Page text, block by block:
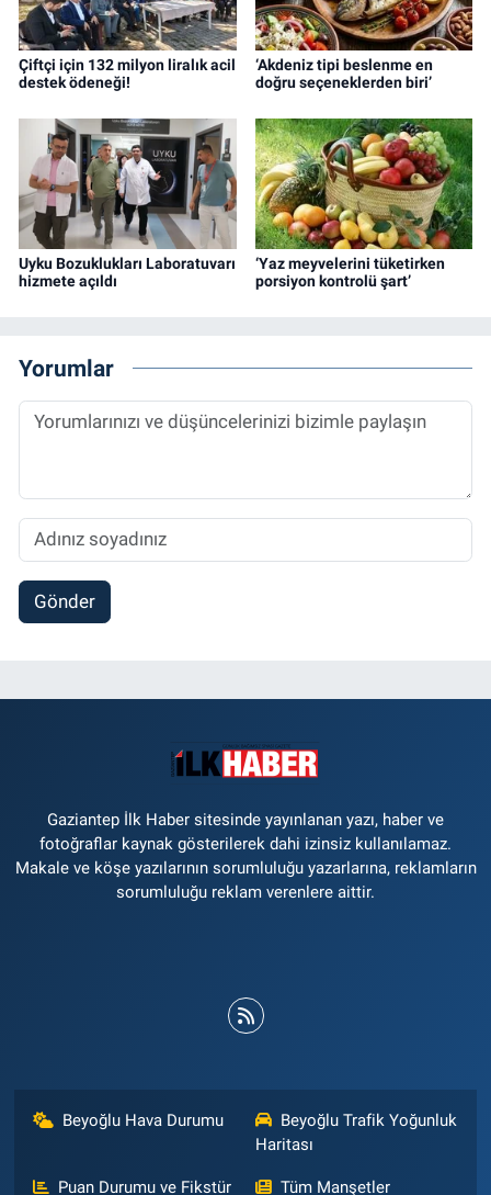
Çiftçi için 132 milyon liralık acil
destek ödeneği!
‘Akdeniz tipi beslenme en
doğru seçeneklerden biri’
Uyku Bozuklukları Laboratuvarı
hizmete açıldı
‘Yaz meyvelerini tüketirken
porsiyon kontrolü şart’
Yorumlar
Gönder
Gaziantep İlk Haber sitesinde yayınlanan yazı, haber ve
fotoğraflar kaynak gösterilerek dahi izinsiz kullanılamaz.
Makale ve köşe yazılarının sorumluluğu yazarlarına, reklamların
sorumluluğu reklam verenlere aittir.
Beyoğlu Hava Durumu
Beyoğlu Trafik Yoğunluk
Haritası
Puan Durumu ve Fikstür Tüm Manşetler